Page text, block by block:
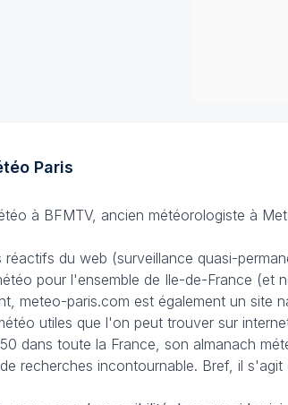
Paris
à BFMTV, ancien météorologiste à
du web (surveillance quasi-
pour l'ensemble de Ile-de-France (et
meteo-paris.com est également un site
utiles que l'on peut trouver sur
dans toute la France, son almanach
recherches incontournable. Bref, il